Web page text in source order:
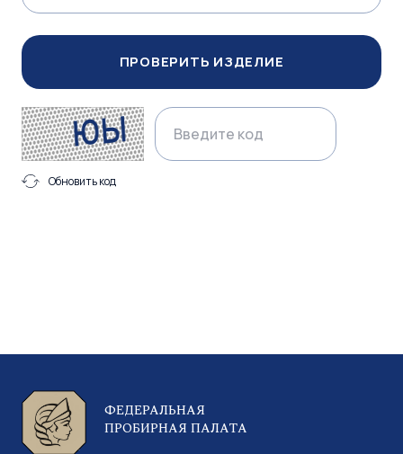
ПРОВЕРИТЬ ИЗДЕЛИЕ
Обновить код
ФЕДЕРАЛЬНАЯ
ПРОБИРНАЯ ПАЛАТА